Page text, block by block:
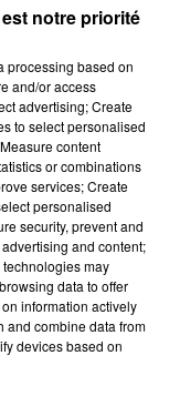
Vidal
qui accusait un
aux policiers"
a été
une version
notre priorité
processing based on
and/or access
advertising; Create
to select personalised
content
or combinations
services; Create
personalised
security, prevent and
and content;
may
data to offer
information actively
and combine data from
devices based on